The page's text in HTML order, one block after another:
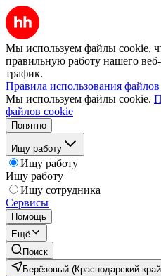
Мы используем файлы cookie,
правильную работу нашего
трафик.
Правила использования
Мы используем файлы cookie.
файлов cookie
Понятно
Ищу работу
Ищу работу
Ищу работу
Ищу сотрудника
Сервисы
Помощь
Ещё
Поиск
Берёзовый (Краснодарский